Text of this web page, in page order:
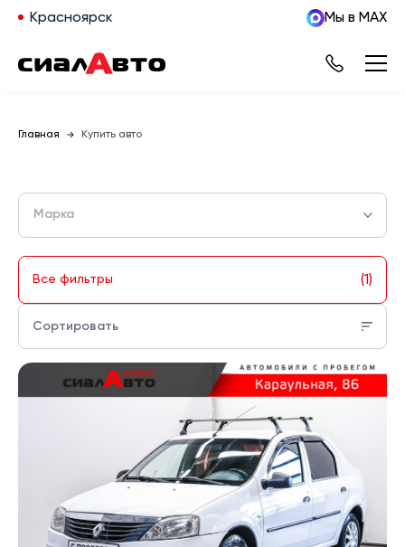
Красноярск Мы в MAX
Главная Купить авто
Марка
Все фильтры (1)
Сортировать